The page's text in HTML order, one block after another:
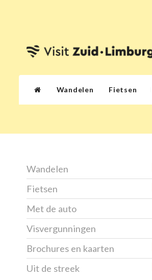
Wandelen Fietsen
Wandelen
Fietsen
Met de auto
Visvergunningen
Brochures en kaarten
Uit de streek